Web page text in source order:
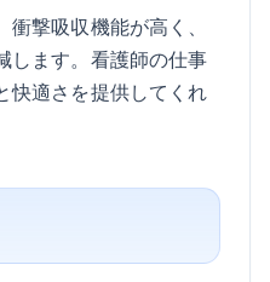
撃吸収機能が高く、
します。看護師の仕事
快適さを提供してくれ